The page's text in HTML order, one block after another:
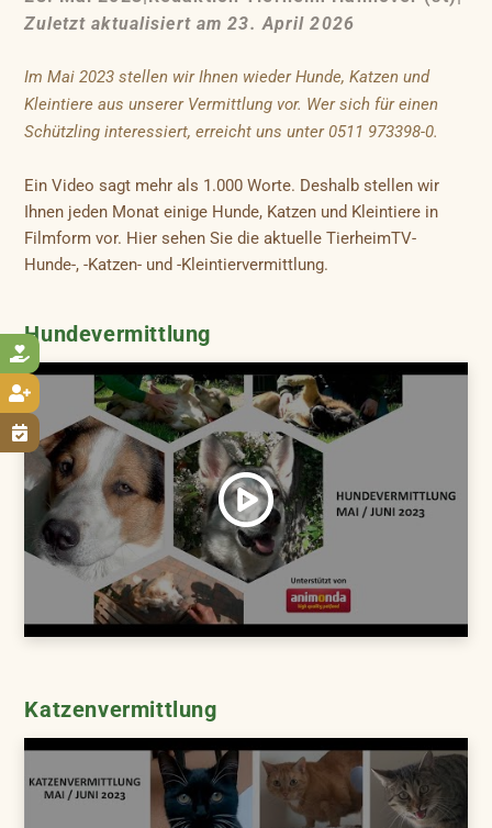



Zuletzt aktualisiert am 23. April 2026
Im Mai 2023 stellen wir Ihnen wieder Hunde, Katzen und
Kleintiere aus unserer Vermittlung vor. Wer sich für einen
Schützling interessiert, erreicht uns unter 0511 973398-0.
Ein Video sagt mehr als 1.000 Worte. Deshalb stellen wir
Ihnen jeden Monat einige Hunde, Katzen und Kleintiere in
Filmform vor. Hier sehen Sie die aktuelle TierheimTV-
Hunde-, -Katzen- und -Kleintiervermittlung.
Hundevermittlung
Katzenvermittlung